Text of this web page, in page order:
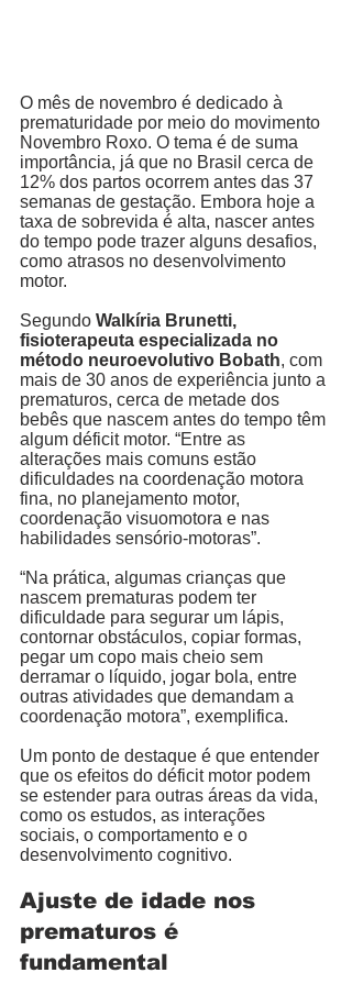
O mês de novembro é dedicado à
prematuridade por meio do movimento
Novembro Roxo. O tema é de suma
importância, já que no Brasil cerca de
12% dos partos ocorrem antes das 37
semanas de gestação. Embora hoje a
taxa de sobrevida é alta, nascer antes
do tempo pode trazer alguns desafios,
como atrasos no desenvolvimento
motor.
Segundo Walkíria Brunetti,
fisioterapeuta especializada no
método neuroevolutivo Bobath, com
mais de 30 anos de experiência junto a
prematuros, cerca de metade dos
bebês que nascem antes do tempo têm
algum déficit motor. “Entre as
alterações mais comuns estão
dificuldades na coordenação motora
fina, no planejamento motor,
coordenação visuomotora e nas
habilidades sensório-motoras”.
“Na prática, algumas crianças que
nascem prematuras podem ter
dificuldade para segurar um lápis,
contornar obstáculos, copiar formas,
pegar um copo mais cheio sem
derramar o líquido, jogar bola, entre
outras atividades que demandam a
coordenação motora”, exemplifica.
Um ponto de destaque é que entender
que os efeitos do déficit motor podem
se estender para outras áreas da vida,
como os estudos, as interações
sociais, o comportamento e o
desenvolvimento cognitivo.
Ajuste de idade nos
prematuros é
fundamental